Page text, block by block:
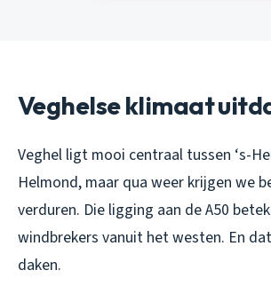
Veghelse klimaat
Veghel ligt mooi centraal tussen ‘s-
Helmond, maar qua weer krijgen we
verduren. Die ligging aan de A50
windbrekers vanuit het westen. En
daken.